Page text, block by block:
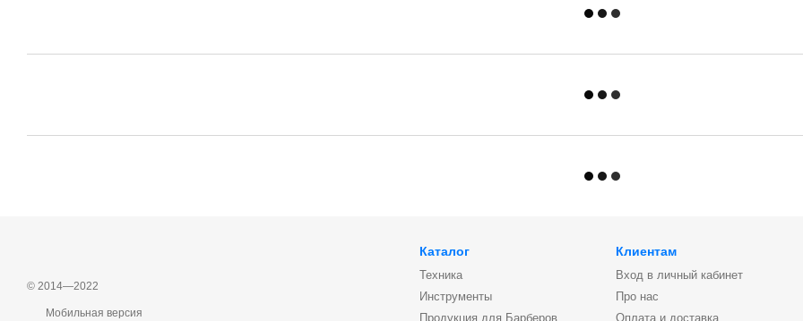
© 2014—2022
Мобильная версия
Каталог
Техника
Инструменты
Продукция для Барберов
Клиентам
Вход в личный кабинет
Про нас
Оплата и доставка